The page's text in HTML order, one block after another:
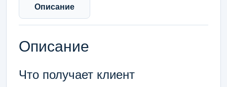
Описание
Описание
Что получает клиент